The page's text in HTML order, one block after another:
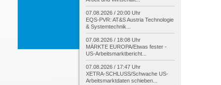
07.08.2026 / 20:00 Uhr
EQS-PVR: AT&S Austria Technologie
& Systemtechnik...
07.08.2026 / 18:08 Uhr
MÄRKTE EUROPA/Etwas fester -
US-Arbeitsmarktbericht...
07.08.2026 / 17:47 Uhr
XETRA-SCHLUSS/Schwache US-
Arbeitsmarktdaten schieben...